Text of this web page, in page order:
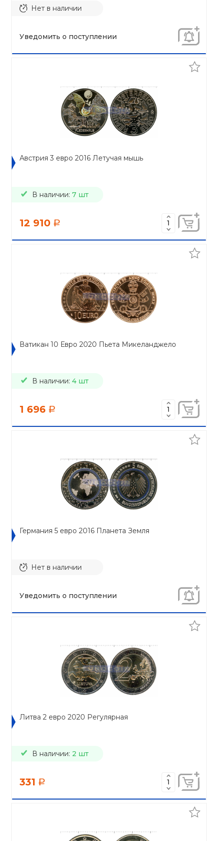
Нет в наличии
Уведомить о поступлении
Австрия 3 евро 2016 Летучая мышь
В наличии: 7 шт
12 910 a
Ватикан 10 Евро 2020 Пьета Микеланджело
В наличии: 4 шт
1 696 a
Германия 5 евро 2016 Планета Земля
Нет в наличии
Уведомить о поступлении
Литва 2 евро 2020 Регулярная
В наличии: 2 шт
331 a